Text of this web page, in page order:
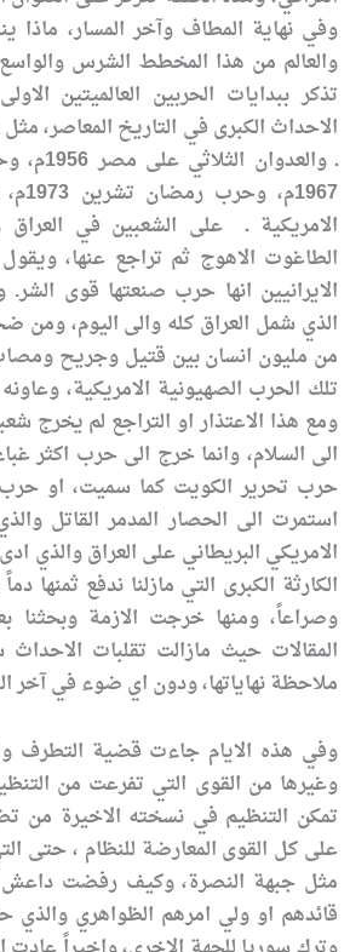
وفي نهاية المطاف وآخر المسار، ماذا
والعالم من هذا المخطط الشرس
تذكر ببدايات الحربين العالميتين
ـ
الامريكية ـ على الشعبين في العراق
الطاغوت الاهوج ثم تراجع عنها،
الايرانيين انها حرب صنعتها قوى
الذي شمل العراق كله والى اليوم، ومن
من مليون انسان بين قتيل وجريح
تلك الحرب الصهيونية الامريكية،
ومع هذا الاعتذار او التراجع لم يخرج
الى السلام، وانما خرج الى حرب اكثر
حرب تحرير الكويت كما سميت، او حرب
استمرت الى الحصار المدمر القاتل
الامريكي البريطاني على العراق والذي
الكارثة الكبرى التي مازلنا ندفع ثمنها
وصراعاً، ومنها خرجت الازمة
المقالات حيث مازالت تقلبات
ملاحظة نهاياتها، ودون اي ضوء في آخر
وفي هذه الايام جاءت قضية التطرف
وغيرها من القوى التي تفرعت من
تمكن التنظيم في نسخته الاخيرة من
على كل القوى المعارضة للنظام ، حتى
مثل جبهة النصرة، وكيف رفضت
قائدهم او ولي امرهم الظواهري والذي